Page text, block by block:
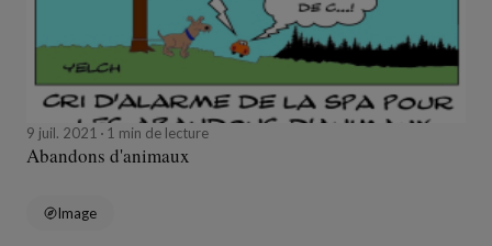
9 juil. 2021 1 min de lecture
Abandons d'animaux
Image